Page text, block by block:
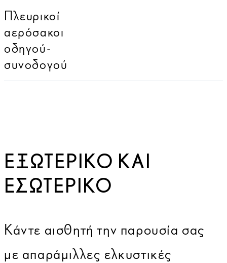
Πλευρικοί
αερόσακοι
οδηγού-
συνοδογού
ΕΞΩΤΕΡΙΚΌ ΚΑΙ
ΕΣΩΤΕΡΙΚΌ
Κάντε αισθητή την παρουσία σας
με απαράμιλλες ελκυστικές